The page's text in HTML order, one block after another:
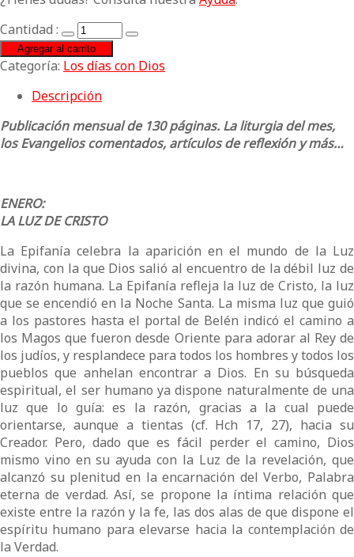
Cantidad :
Agregar al carrito
Categoría: Los días con Dios
Descripción
Publicación mensual de 130 páginas. La liturgia del mes,
los Evangelios comentados, artículos de reflexión y más…
ENERO:
LA LUZ DE CRISTO
La Epifanía celebra la aparición en el mundo de la Luz
divina, con la que Dios salió al encuentro de la débil luz de
la razón humana. La Epifanía refleja la luz de Cristo, la luz
que se encendió en la Noche Santa. La misma luz que guió
a los pastores hasta el portal de Belén indicó el camino a
los Magos que fueron desde Oriente para adorar al Rey de
los judíos, y resplandece para todos los hombres y todos los
pueblos que anhelan encontrar a Dios. En su búsqueda
espiritual, el ser humano ya dispone naturalmente de una
luz que lo guía: es la razón, gracias a la cual puede
orientarse, aunque a tientas (cf. Hch 17, 27), hacia su
Creador. Pero, dado que es fácil perder el camino, Dios
mismo vino en su ayuda con la Luz de la revelación, que
alcanzó su plenitud en la encarnación del Verbo, Palabra
eterna de verdad. Así, se propone la íntima relación que
existe entre la razón y la fe, las dos alas de que dispone el
espíritu humano para elevarse hacia la contemplación de
la Verdad.